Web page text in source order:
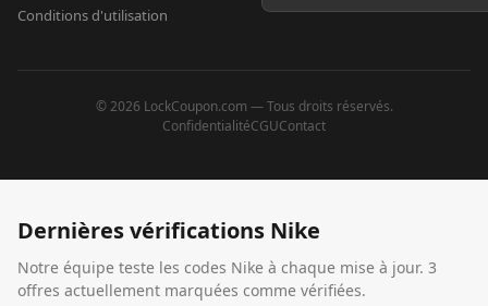
Conditions d'utilisation
©2026 LockCoupon.com — Tous droits réservés.
ConfidentialitéCGUContact
Dernières vérifications Nike
Notre équipe teste les codes Nike à chaque mise à jour. 3
offres actuellement marquées comme vérifiées.